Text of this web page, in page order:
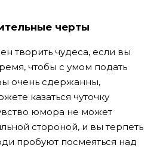
черты
творить чудеса, если вы
чтобы с умом подать
очень сдержанны,
казаться чуточку
юмора не может
стороной, и вы терпеть
пробуют посмеяться над